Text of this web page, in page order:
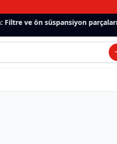
ve ön süspansiyon